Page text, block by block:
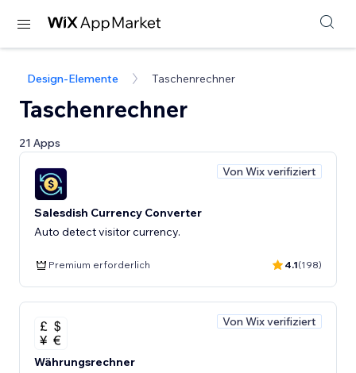
Design-Elemente Taschenrechner
Taschenrechner
21 Apps
Von Wix verifiziert
Salesdish Currency Converter
Auto detect visitor currency.
Premium erforderlich 4.1(198)
Von Wix verifiziert
Währungsrechner